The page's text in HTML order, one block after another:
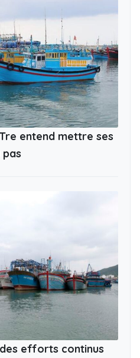
entend mettre ses
efforts continus